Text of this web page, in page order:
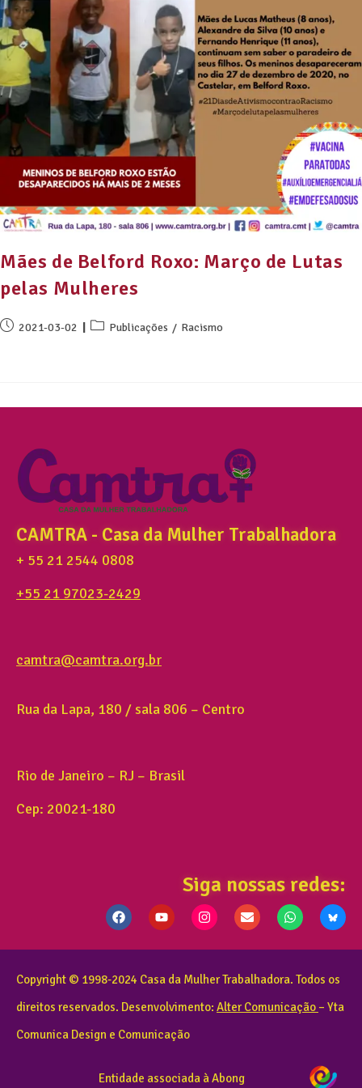
Mães de Belford Roxo: Março de Lutas
pelas Mulheres
2021-03-02 Publicações / Racismo
CAMTRA - Casa da Mulher Trabalhadora
+ 55 21 2544 0808
+55 21 97023-2429
camtra@camtra.org.br
Rua da Lapa, 180 / sala 806 – Centro
Rio de Janeiro – RJ – Brasil
Cep: 20021-180
Siga nossas redes:
Copyright © 1998-2024 Casa da Mulher Trabalhadora. Todos os
direitos reservados. Desenvolvimento: Alter Comunicação – Yta
Comunica Design e Comunicação
Entidade associada à Abong